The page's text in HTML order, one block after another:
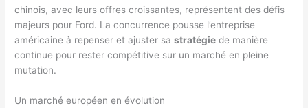
chinois, avec leurs offres croissantes, représentent des défis
majeurs pour Ford. La concurrence pousse l’entreprise
américaine à repenser et ajuster sastratégie de manière
continue pour rester compétitive sur un marché en pleine
mutation.
Un marché européen en évolution